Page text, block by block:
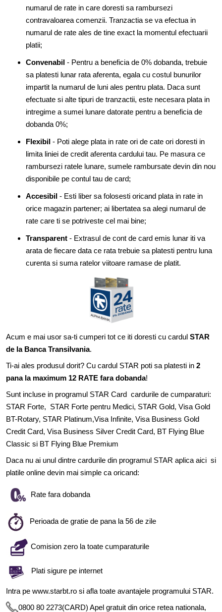
numarul de rate in care doresti sa rambursezi
contravaloarea comenzii. Tranzactia se va efectua in
numarul de rate ales de tine exact la momentul efectuarii
platii;
Convenabil - Pentru a beneficia de 0% dobanda, trebuie
sa platesti lunar rata aferenta, egala cu costul bunurilor
impartit la numarul de luni ales pentru plata. Daca sunt
efectuate si alte tipuri de tranzactii, este necesara plata in
intregime a sumei lunare datorate pentru a beneficia de
dobanda 0%;
Flexibil - Poti alege plata in rate ori de cate ori doresti in
limita liniei de credit aferenta cardului tau. Pe masura ce
rambursezi ratele lunare, sumele rambursate devin din nou
disponibile pe contul tau de card;
Accesibil - Esti liber sa folosesti oricand plata in rate in
orice magazin partener; ai libertatea sa alegi numarul de
rate care ti se potriveste cel mai bine;
Transparent - Extrasul de cont de card emis lunar iti va
arata de fiecare data ce rata trebuie sa platesti pentru luna
curenta si suma ratelor viitoare ramase de platit.
Acum e mai usor sa-ti cumperi tot ce iti doresti cu cardul STAR
de la Banca Transilvania.
Ti-ai ales produsul dorit? Cu cardul STAR poti sa platesti in 2
pana la maximum 12 RATE fara dobanda!
Sunt incluse in programul STAR Card cardurile de cumparaturi:
STAR Forte, STAR Forte pentru Medici, STAR Gold, Visa Gold
BT-Rotary, STAR Platinum,Visa Infinite, Visa Business Gold
Credit Card, Visa Business Silver Credit Card, BT Flying Blue
Classic si BT Flying Blue Premium
Daca nu ai unul dintre cardurile din programul STAR aplica aici si
platile online devin mai simple ca oricand:
Rate fara dobanda
Perioada de gratie de pana la 56 de zile
Comision zero la toate cumparaturile
Plati sigure pe internet
Intra pe www.starbt.ro si afla toate avantajele programului STAR.
0800 80 2273(CARD) Apel gratuit din orice retea nationala,